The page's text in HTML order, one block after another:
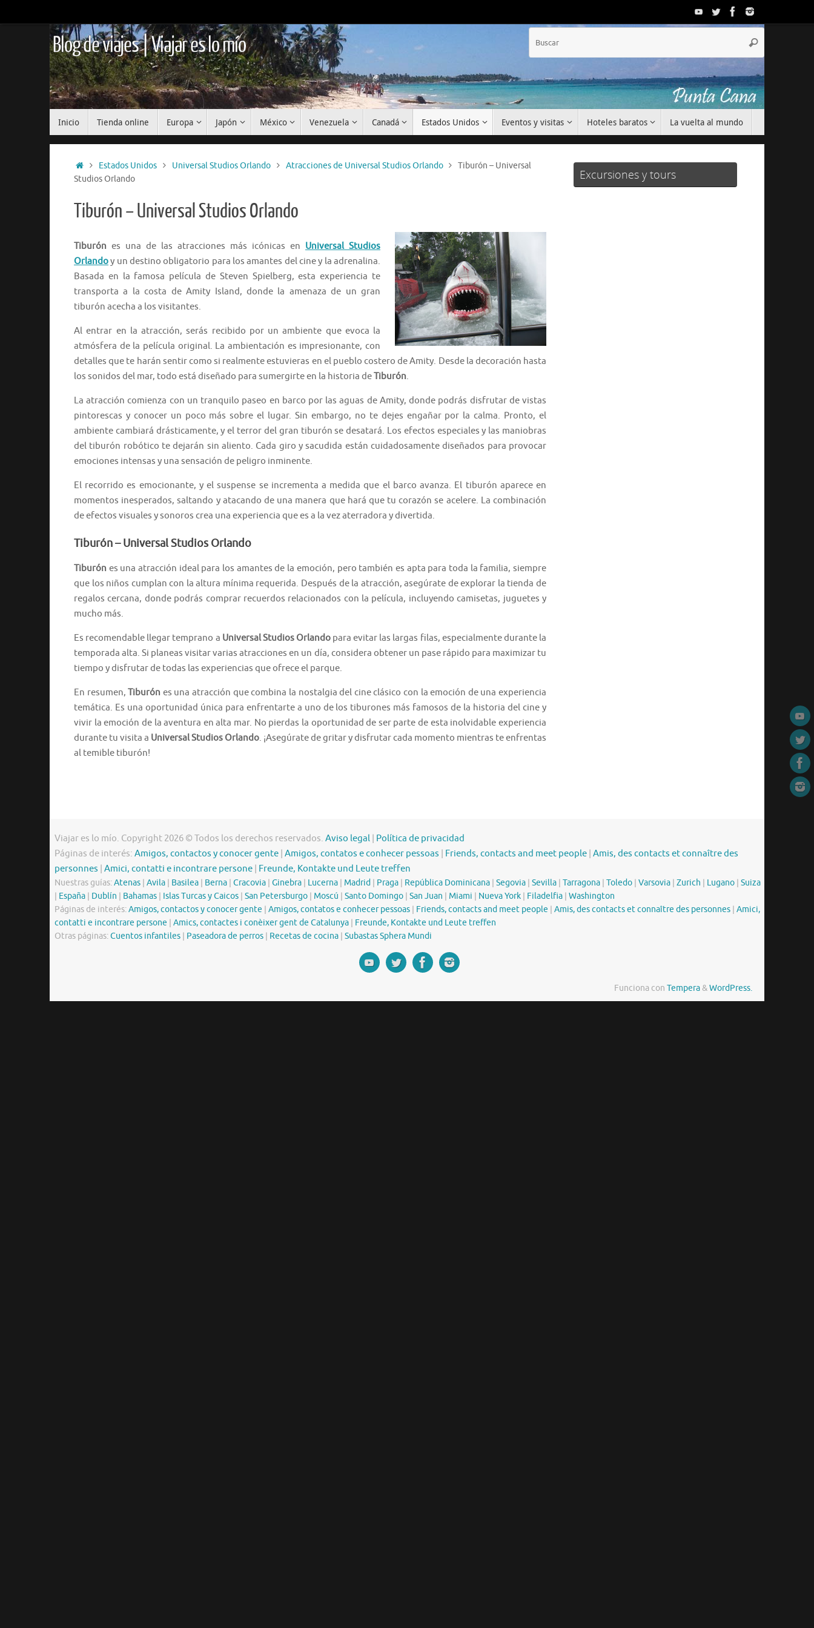
al
Blog de viajes | Viajar es lo mío Buscar
Inicio Tienda online Europa Japón México Venezuela Canadá Estados Unidos Eventos y visitas Hoteles baratos La vuelta al mundo
InicioEstados Unidos Universal Studios Orlando Atracciones de Universal Studios Orlando
Tiburón – Universal
Studios Orlando
Tiburón – Universal Studios Orlando
Tiburón es una de las atracciones más icónicas en Universal Studios
Orlandoy un destino obligatorio para los amantes del cine y la adrenalina.
Basada en la famosa película de Steven Spielberg, esta experiencia te
transporta a la costa de Amity Island, donde la amenaza de un gran
tiburón acecha a los visitantes.
Al entrar en la atracción, serás recibido por un ambiente que evoca la
atmósfera de la película original. La ambientación es impresionante, con
detalles que te harán sentir como si realmente estuvieras en el pueblo costero de Amity. Desde la decoración hasta
los sonidos del mar, todo está diseñado para sumergirte en la historia deTiburón.
La atracción comienza con un tranquilo paseo en barco por las aguas de Amity, donde podrás disfrutar de vistas
pintorescas y conocer un poco más sobre el lugar. Sin embargo, no te dejes engañar por la calma. Pronto, el
ambiente cambiará drásticamente, y el terror del gran tiburón se desatará. Los efectos especiales y las maniobras
del tiburón robótico te dejarán sin aliento. Cada giro y sacudida están cuidadosamente diseñados para provocar
emociones intensas y una sensación de peligro inminente.
El recorrido es emocionante, y el suspense se incrementa a medida que el barco avanza. El tiburón aparece en
momentos inesperados, saltando y atacando de una manera que hará que tu corazón se acelere. La combinación
de efectos visuales y sonoros crea una experiencia que es a la vez aterradora y divertida.
Tiburón – Universal Studios Orlando
Tiburón es una atracción ideal para los amantes de la emoción, pero también es apta para toda la familia, siempre
que los niños cumplan con la altura mínima requerida. Después de la atracción, asegúrate de explorar la tienda de
regalos cercana, donde podrás comprar recuerdos relacionados con la película, incluyendo camisetas, juguetes y
mucho más.
Es recomendable llegar temprano a Universal Studios Orlandopara evitar las largas filas, especialmente durante la
temporada alta. Si planeas visitar varias atracciones en un día, considera obtener un pase rápido para maximizar tu
tiempo y disfrutar de todas las experiencias que ofrece el parque.
En resumen,Tiburón es una atracción que combina la nostalgia del cine clásico con la emoción de una experiencia
temática. Es una oportunidad única para enfrentarte a uno de los tiburones más famosos de la historia del cine y
vivir la emoción de la aventura en alta mar. No pierdas la oportunidad de ser parte de esta inolvidable experiencia
durante tu visita a Universal Studios Orlando. ¡Asegúrate de gritar y disfrutar cada momento mientras te enfrentas
al temible tiburón!
Excursiones y tours
Viajar es lo mío. Copyright 2026 © Todos los derechos reservados. Aviso legal Política de privacidad
Páginas de interés: Amigos, contactos y conocer gente Amigos, contatos e conhecer pessoas Friends, contacts and meet people Amis, des contacts et connaître des
personnes Amici, contatti e incontrare persone Freunde, Kontakte und Leute treffen
Nuestras guías:Atenas Avila Basilea Berna Cracovia Ginebra Lucerna Madrid Praga República Dominicana Segovia Sevilla Tarragona Toledo Varsovia Zurich Lugano Suiza
España Dublín Bahamas Islas Turcas y Caicos San Petersburgo Moscú Santo Domingo San Juan Miami Nueva York Filadelfia Washington
Páginas de interés:Amigos, contactos y conocer gente Amigos, contatos e conhecer pessoas Friends, contacts and meet people Amis, des contacts et connaître des personnes Amici,
contatti e incontrare persone
Amics, contactes i conèixer gent de Catalunya
Freunde, Kontakte und Leute treffen
Otras páginas:Cuentos infantiles Paseadora de perros Recetas de cocina Subastas Sphera Mundi
Funciona con Tempera&WordPress.